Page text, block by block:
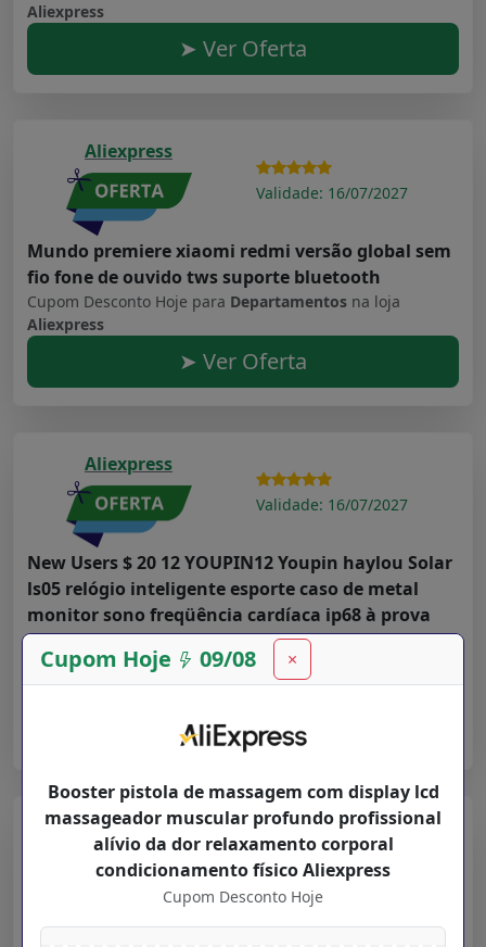
Aliexpress
➤ Ver Oferta
Aliexpress
Validade: 16/07/2027
Mundo premiere xiaomi redmi versão global sem
fio fone de ouvido tws suporte bluetooth
Cupom Desconto Hoje para Departamentos na loja
Aliexpress
➤ Ver Oferta
Aliexpress
Validade: 16/07/2027
New Users $ 20 12 YOUPIN12 Youpin haylou Solar
ls05 relógio inteligente esporte caso de metal
monitor sono freqüência cardíaca ip68 à prova
dip68 água 30 dia bateria ios iphone android
Cupom Desconto Hoje paraDepartamentos
Aliexpress
➤ Ver Oferta
Aliexpress
Validade: 16/07/2027
Faixas de luz led bluetooth controlador wifi
Cupom Hoje 09/08 ×
Booster pistola de massagem com display lcd
massageador muscular profundo profissional
alívio da dor relaxamento corporal
condicionamento físico Aliexpress
Cupom Desconto Hoje